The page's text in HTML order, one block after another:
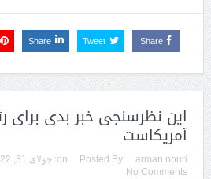
Share
Tweet
Share
این نظرسنجی خبر بدی
آمریکاست
Posted By: arman nouri
on: جولای 31, 2022
No Comments